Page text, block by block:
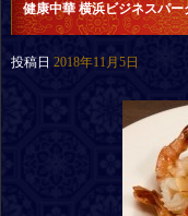
健康中華 横浜ビジネスパ
投稿日 2018年11月5日